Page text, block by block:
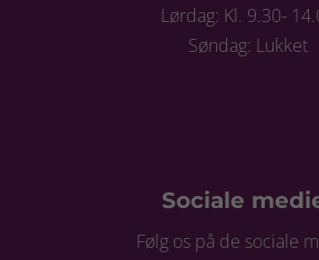
Lørdag: Kl. 9.30-
Søndag: Lukket
Sociale
Følg os på de sociale